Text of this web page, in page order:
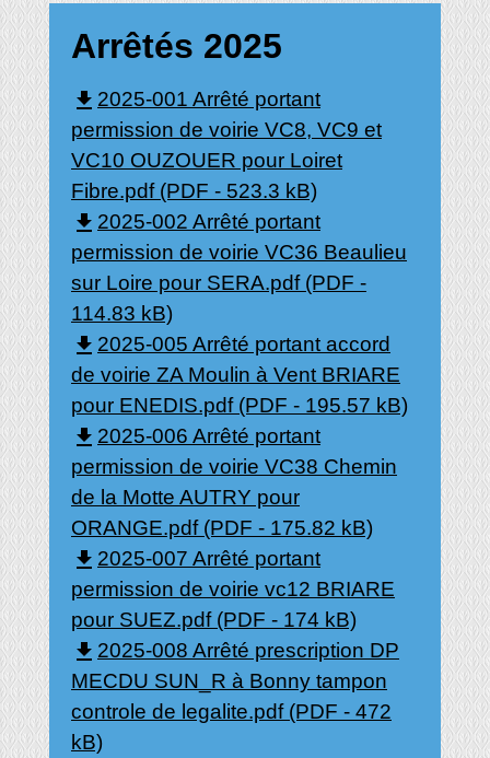
Arrêtés 2025
file_download 2025-001 Arrêté portant
permission de voirie VC8, VC9 et
VC10 OUZOUER pour Loiret
Fibre.pdf (PDF - 523.3 kB)
file_download 2025-002 Arrêté portant
permission de voirie VC36 Beaulieu
sur Loire pour SERA.pdf (PDF -
114.83 kB)
file_download 2025-005 Arrêté portant accord
de voirie ZA Moulin à Vent BRIARE
pour ENEDIS.pdf (PDF - 195.57 kB)
file_download 2025-006 Arrêté portant
permission de voirie VC38 Chemin
de la Motte AUTRY pour
ORANGE.pdf (PDF - 175.82 kB)
file_download 2025-007 Arrêté portant
permission de voirie vc12 BRIARE
pour SUEZ.pdf (PDF - 174 kB)
file_download 2025-008 Arrêté prescription DP
MECDU SUN_R à Bonny tampon
controle de legalite.pdf (PDF - 472
kB)